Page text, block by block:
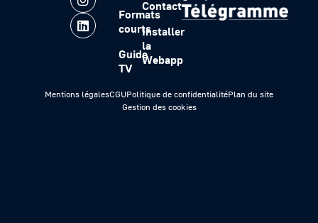
Formats
courts
Guide
TV
Contact
Installer
la
Webapp
Mentions légalesCGUPolitique de confidentialitéPlan du site
Gestion des cookies